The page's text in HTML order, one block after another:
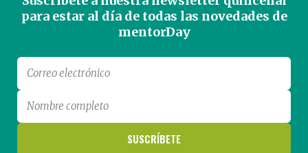
para estar al día de todas las novedades de
mentorDay